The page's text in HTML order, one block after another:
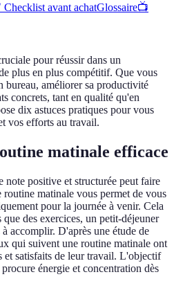
Checklist avant achatGlossaire📺
pour réussir dans un
plus en plus compétitif. Que vous
bureau, améliorer sa productivité
concrets, tant en qualité qu'en
dix astuces pratiques pour vous
vos efforts au travail.
matinale efficace
note positive et structurée peut faire
matinale vous permet de vous
pour la journée à venir. Cela
des exercices, un petit-déjeuner
accomplir. D'après une étude de
qui suivent une routine matinale ont
et satisfaits de leur travail. L'objectif
énergie et concentration dès